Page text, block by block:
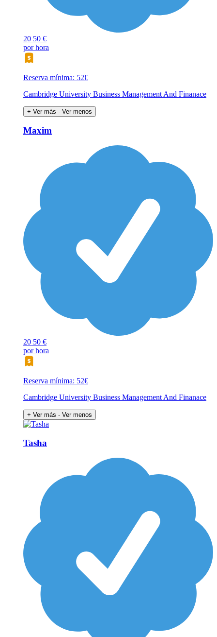
20 50 €
por hora
Reserva mínima: 52€
Cambridge University Business Management And Finanace
+ Ver más - Ver menos
Maxim
20 50 €
por hora
Reserva mínima: 52€
Cambridge University Business Management And Finanace
+ Ver más - Ver menos
Tasha